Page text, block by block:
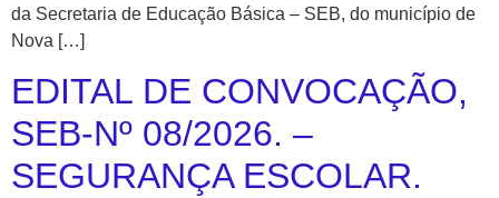
da Secretaria de Educação Básica – SEB, do município de
Nova […]
EDITAL DE CONVOCAÇÃO,
SEB-Nº 08/2026. –
SEGURANÇA ESCOLAR.